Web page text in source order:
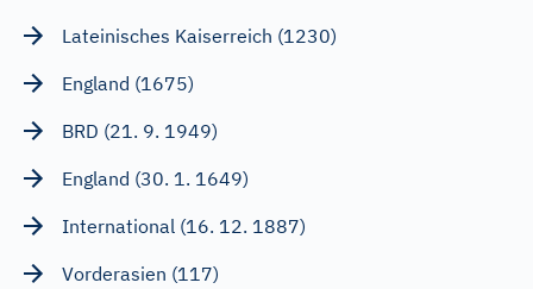
Lateinisches Kaiserreich (1230)
England (1675)
BRD (21. 9. 1949)
England (30. 1. 1649)
International (16. 12. 1887)
Vorderasien (117)